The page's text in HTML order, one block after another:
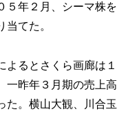
５年２月、シーマ株を
当てた。
るとさくら画廊は１
一昨年３月期の売上高
た。横山大観、川合玉